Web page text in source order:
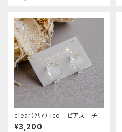
clear（ｸﾘｱ） ice ピアス チタ
ンポスト
¥3,200